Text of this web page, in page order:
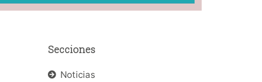
Secciones
Noticias